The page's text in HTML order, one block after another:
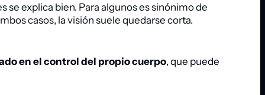
explica bien. Para algunos es sinónimo de
casos, la visión suele quedarse corta.
en el control del propio cuerpo, que puede